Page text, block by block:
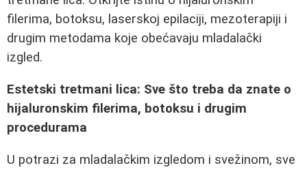
filerima, botoksu, laserskoj epilaciji, mezoterapiji i
drugim metodama koje obećavaju mladalački
izgled.
Estetski tretmani lica: Sve što treba da znate o
hijaluronskim filerima, botoksu i drugim
procedurama
U potrazi za mladalačkim izgledom i svežinom, sve